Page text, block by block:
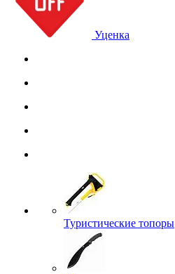
Уценка
Туристические топоры